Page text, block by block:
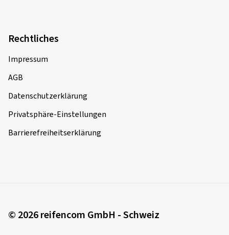
Rechtliches
Impressum
AGB
Datenschutzerklärung
Privatsphäre-Einstellungen
Barrierefreiheitserklärung
© 2026 reifencom GmbH - Schweiz